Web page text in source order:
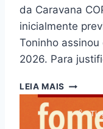
da Caravana
inicialmente
Toninho
2026. Para
LEIA MAIS C
A
R
A
Como o